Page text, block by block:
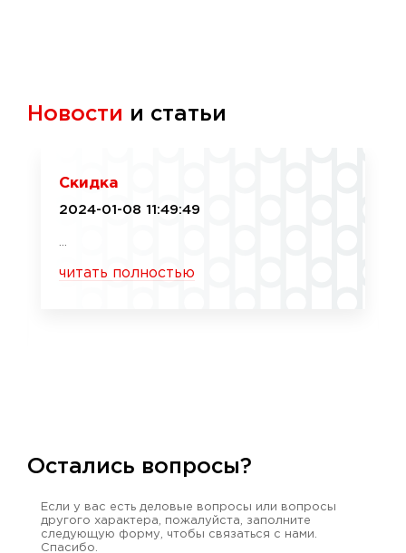
Новости и статьи
Скидка
2024-01-08 11:49:49
читать полностью
Остались вопросы?
Если у вас есть деловые вопросы или вопросы
другого характера, пожалуйста, заполните
следующую форму, чтобы связаться с нами.
Спасибо.